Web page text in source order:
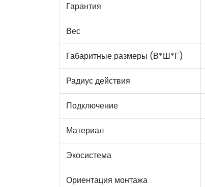
Гарантия
Вес
Габаритные размеры (В*Ш*Г)
Радиус действия
Подключение
Материал
Экосистема
Ориентация монтажа